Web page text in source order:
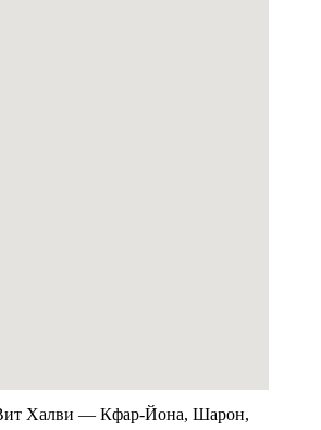
Халви — Кфар-Йона, Шарон,